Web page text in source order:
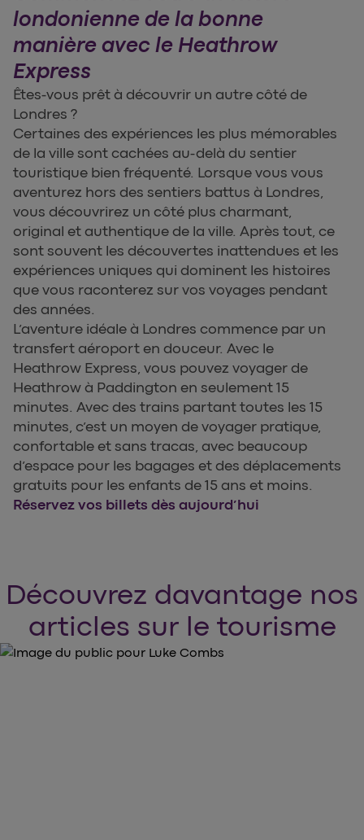
londonienne de la bonne
manière avec le Heathrow
Express
Êtes-vous prêt à découvrir un autre côté de
Londres ?
Certaines des expériences les plus mémorables
de la ville sont cachées au-delà du sentier
touristique bien fréquenté. Lorsque vous vous
aventurez hors des sentiers battus à Londres,
vous découvrirez un côté plus charmant,
original et authentique de la ville. Après tout, ce
sont souvent les découvertes inattendues et les
expériences uniques qui dominent les histoires
que vous raconterez sur vos voyages pendant
des années.
L’aventure idéale à Londres commence par un
transfert aéroport en douceur. Avec le
Heathrow Express, vous pouvez voyager de
Heathrow à Paddington en seulement 15
minutes. Avec des trains partant toutes les 15
minutes, c’est un moyen de voyager pratique,
confortable et sans tracas, avec beaucoup
d’espace pour les bagages et des déplacements
gratuits pour les enfants de 15 ans et moins.
Réservez vos billets dès aujourd’hui
Découvrez davantage nos
articles sur le tourisme